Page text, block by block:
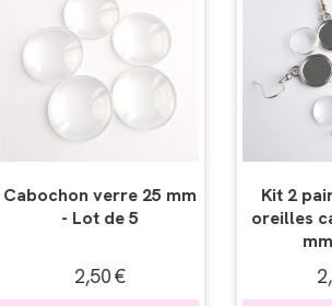
Kit 2 paires boucles
oreilles cabochons 12
2,50€
Colle